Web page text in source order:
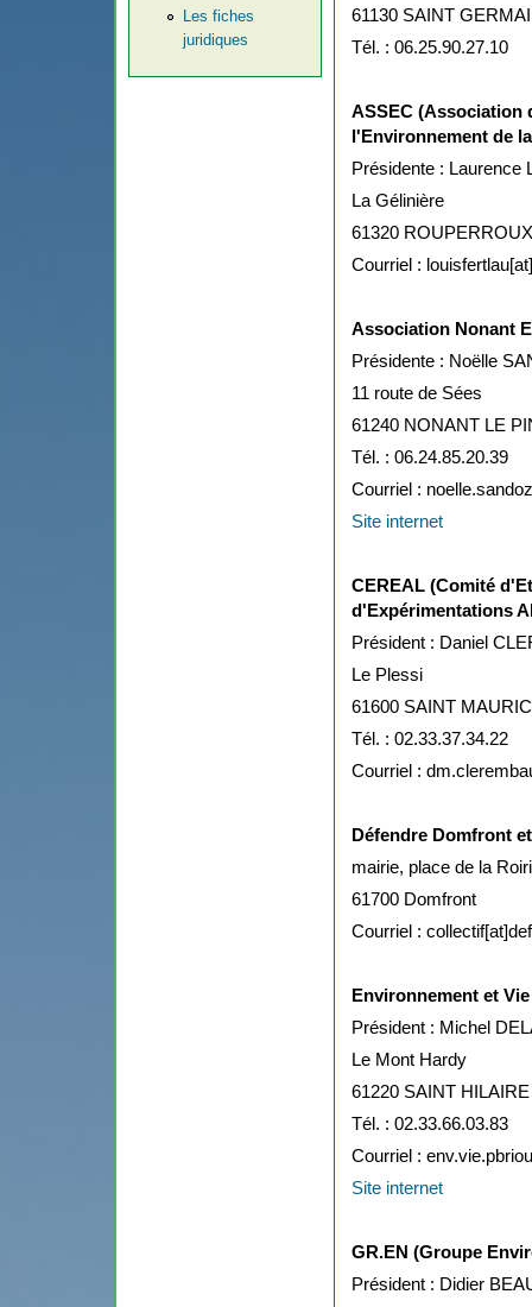
Les fiches
juridiques
61130 SAINT
Tél. : 06.25.90.27.10
ASSEC (Association
l'Environnement de
Présidente : Laurence
La Gélinière
61320
Courriel :
Association Nonant
Présidente : Noëlle
11 route de Sées
61240 NONANT LE
Tél. : 06.24.85.20.39
Courriel :
Site internet
CEREAL (Comité
d'Expérimentations
Président : Daniel
Le Plessi
61600 SAINT
Tél. : 02.33.37.34.22
Courriel :
Défendre Domfront
mairie, place de la
61700 Domfront
Courriel :
Environnement et
Président : Michel
Le Mont Hardy
61220 SAINT
Tél. : 02.33.66.03.83
Courriel :
Site internet
GR.EN (Groupe
Président : Didier